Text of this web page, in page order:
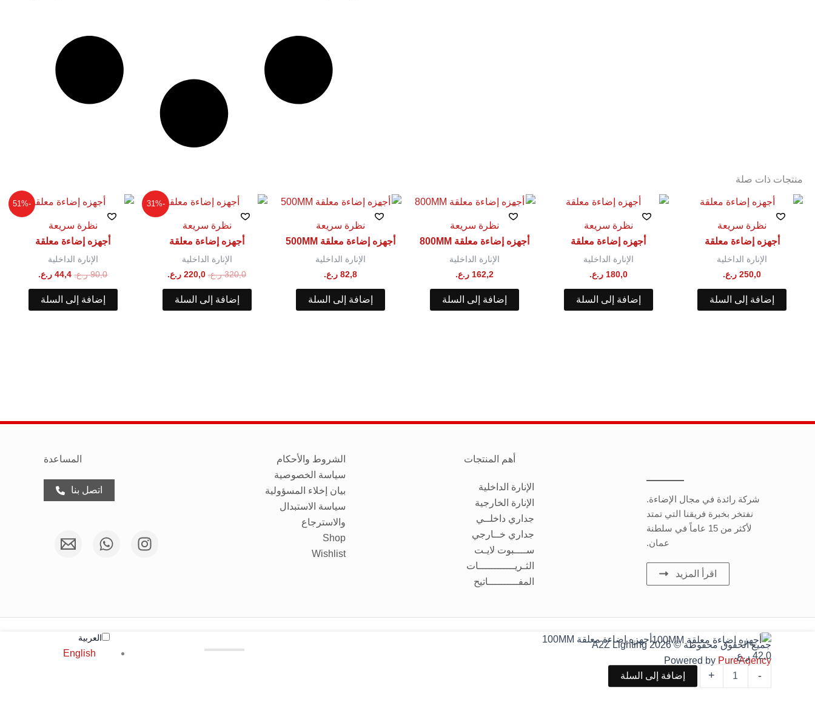
منتجات ذات صلة
نظرة سريعة
أجهزه إضاءة معلقة
الإنارة الداخلية
250,0 ر.ع.
إضافة إلى السلة
نظرة سريعة
أجهزه إضاءة معلقة
الإنارة الداخلية
180,0 ر.ع.
إضافة إلى السلة
نظرة سريعة
أجهزه إضاءة معلقة 800MM
الإنارة الداخلية
162,2 ر.ع.
إضافة إلى السلة
نظرة سريعة
أجهزه إضاءة معلقة 500MM
الإنارة الداخلية
82,8 ر.ع.
إضافة إلى السلة
-31%
نظرة سريعة
أجهزه إضاءة معلقة
الإنارة الداخلية
320,0 ر.ع.
السعر
320,0 ر.ع..
220,0 ر.ع.
السعر
الحالي
إضافة إلى السلة
-51%
نظرة سريعة
أجهزه إضاءة معلقة
الإنارة الداخلية
90,0 ر.ع.
السعر
90,0 ر.ع..
44,4 ر.ع.
السعر
الحالي
إضافة إلى السلة
شركة رائدة في مجال الإضاءة.
نفتخر بخبرة فريقنا التي تمتد
لأكثر من 15 عاماً في سلطنة
عمان.
اقرأ المزيد
أهم المنتجات
الإنارة الداخلية
الإنارة الخارجية
جداري داخلــي
جداري خــارجي
ســــبوت لايـت
الثـريــــــــــــات
المفــــــــــاتيح
الشروط والأحكام
سياسة الخصوصية
بيان إخلاء المسؤولية
سياسة الاستبدال
والاسترجاع
Shop
Wishlist
المساعدة
اتصل بنا
جميع الحقوق محفوظة © 2026 A2Z Lighting
Powered by PureAgency
العربية‏
English
أجهزه إضاءة معلقة 100MM
42,0 ر.ع.
-
كمية
أجهزه
إضاءة
معلقة
100MM
+ إضافة إلى السلة